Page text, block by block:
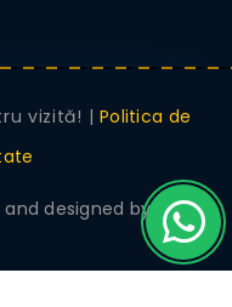
vizită! | Politica de
and designed by Digital